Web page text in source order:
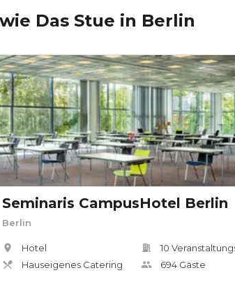
Das Stue in Berlin
Seminaris CampusHotel Berlin
Berlin
Hotel
Hauseigenes Catering
10
694 Gäste